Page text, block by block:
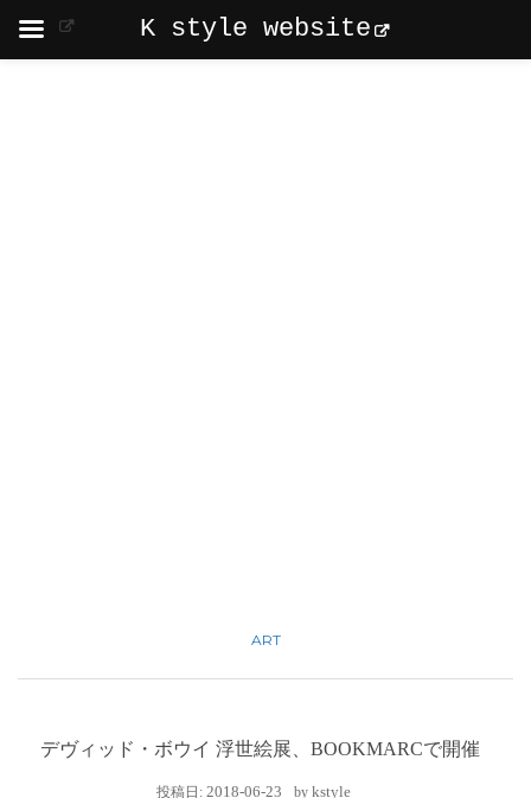
ART
デヴィッド・ボウイ 浮世絵展、BOOKMARCで開催
投稿日: 2018-06-23 by kstyle
K style website